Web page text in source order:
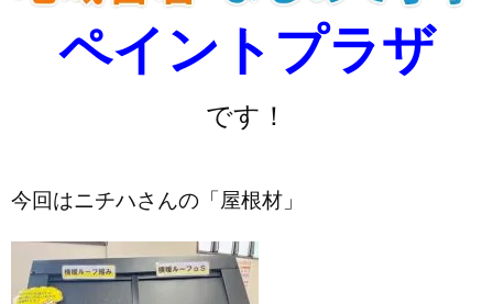
ペイントプラザ
です！
今回はニチハさんの「屋根材」